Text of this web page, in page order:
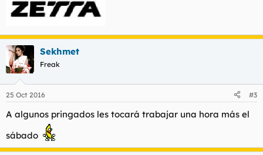
Sekhmet
Freak
25 Oct 2016 #3
A algunos pringados les tocará trabajar una hora más el
sábado